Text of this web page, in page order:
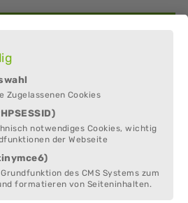
Zugelassenen Cookies
notwendiges Cookies, wichtig
der Webseite
des CMS Systems zum
formatieren von Seiteninhalten.